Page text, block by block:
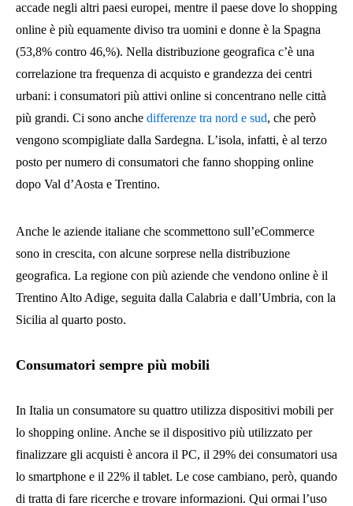
accade negli altri paesi europei, mentre il paese dove lo shopping
online è più equamente diviso tra uomini e donne è la Spagna
(53,8% contro 46,%). Nella distribuzione geografica c’è una
correlazione tra frequenza di acquisto e grandezza dei centri
urbani: i consumatori più attivi online si concentrano nelle città
più grandi. Ci sono anche differenze tra nord e sud, che però
vengono scompigliate dalla Sardegna. L’isola, infatti, è al terzo
posto per numero di consumatori che fanno shopping online
dopo Val d’Aosta e Trentino.
Anche le aziende italiane che scommettono sull’eCommerce
sono in crescita, con alcune sorprese nella distribuzione
geografica. La regione con più aziende che vendono online è il
Trentino Alto Adige, seguita dalla Calabria e dall’Umbria, con la
Sicilia al quarto posto.
Consumatori sempre più mobili
In Italia un consumatore su quattro utilizza dispositivi mobili per
lo shopping online. Anche se il dispositivo più utilizzato per
finalizzare gli acquisti è ancora il PC, il 29% dei consumatori usa
lo smartphone e il 22% il tablet. Le cose cambiano, però, quando
di tratta di fare ricerche e trovare informazioni. Qui ormai l’uso